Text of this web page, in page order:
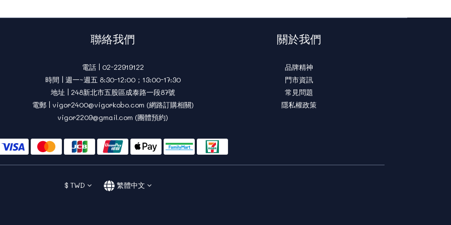
聯絡我們
電話 | 02-22919122
時間 | 週一~週五 8:30-12:00；13:00-17:30
地址 | 248新北市五股區成泰路一段87號
電郵 | vigor2400@vigorkobo.com (網路訂購相關)
vigor2209@gmail.com (團體預約)
關於我們
品牌精神
門市資訊
常見問題
隱私權政策
$ TWD 繁體中文